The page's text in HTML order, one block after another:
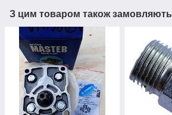
З цим товаром також замовляють